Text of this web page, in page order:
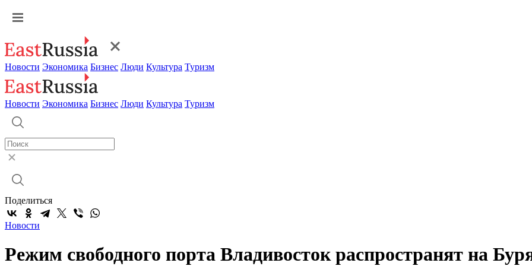
Новости Экономика Бизнес Люди Культура Туризм
Новости Экономика Бизнес Люди Культура Туризм
Поделиться
Новости
Режим свободного порта Владивосток распространят на